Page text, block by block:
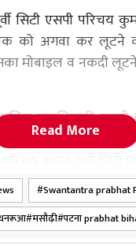
सिटी एसपी परिचय
को अगवा कर
मोबाइल व नकदी
पदाधिकारी
मोहम्मद हैदर के
मुठभेड़ के दौरान
राहुल कुमार के
में चल रहा है और वे
Read More
Swantantra prabhat
prabhat